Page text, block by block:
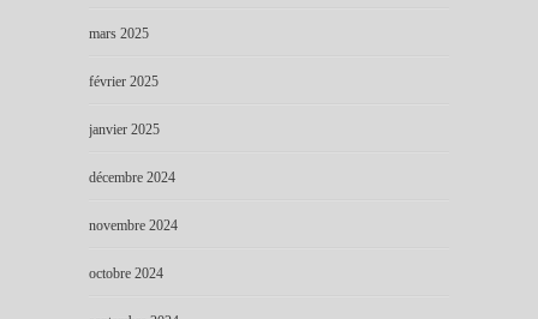
mars 2025
février 2025
janvier 2025
décembre 2024
novembre 2024
octobre 2024